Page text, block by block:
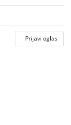
Prijavi oglas